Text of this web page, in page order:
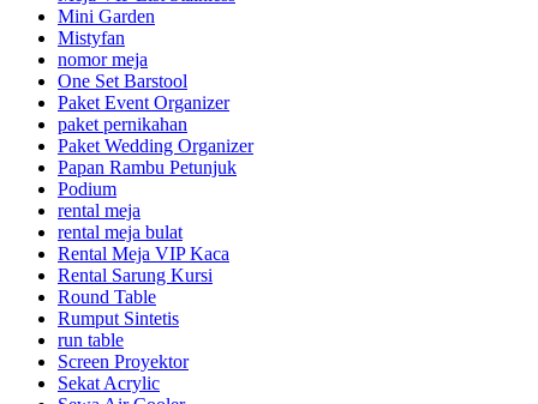
Mini Garden
Mistyfan
nomor meja
One Set Barstool
Paket Event Organizer
paket pernikahan
Paket Wedding Organizer
Papan Rambu Petunjuk
Podium
rental meja
rental meja bulat
Rental Meja VIP Kaca
Rental Sarung Kursi
Round Table
Rumput Sintetis
run table
Screen Proyektor
Sekat Acrylic